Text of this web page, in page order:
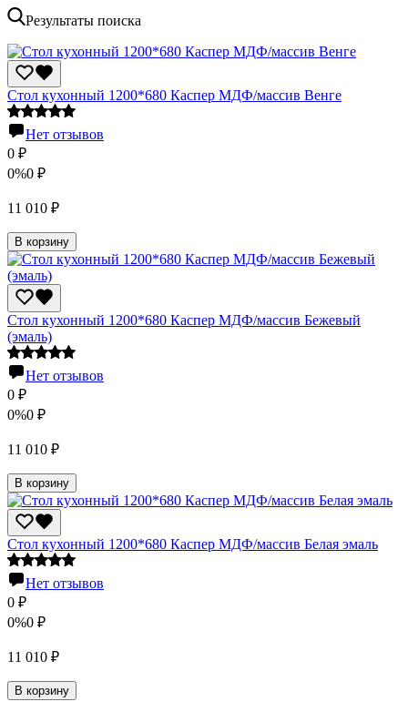
Результаты поиска
Стол кухонный 1200*680 Каспер МДФ/массив Венге
Нет отзывов
0 ₽
0%0 ₽
11 010 ₽
В корзину
Стол кухонный 1200*680 Каспер МДФ/массив Бежевый
(эмаль)
Нет отзывов
0 ₽
0%0 ₽
11 010 ₽
В корзину
Стол кухонный 1200*680 Каспер МДФ/массив Белая эмаль
Нет отзывов
0 ₽
0%0 ₽
11 010 ₽
В корзину